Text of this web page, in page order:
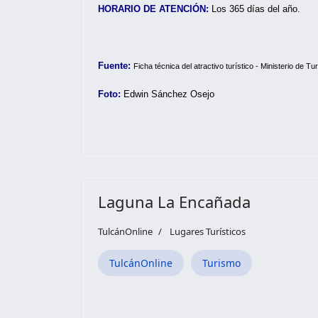
HORARIO DE ATENCIÓN: Los 365 días del año.
Fuente: Ficha técnica del atractivo turístico - Ministerio de
Foto: Edwin Sánchez Osejo
Laguna La Encañada
TulcánOnline Lugares Turísticos
TulcánOnline Turismo